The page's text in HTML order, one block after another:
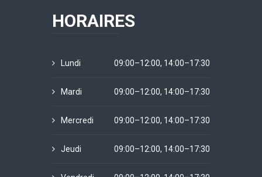
HORAIRES
Lundi 09:00–12:00, 14:00–17:30
Mardi 09:00–12:00, 14:00–17:30
Mercredi 09:00–12:00, 14:00–17:30
Jeudi 09:00–12:00, 14:00–17:30